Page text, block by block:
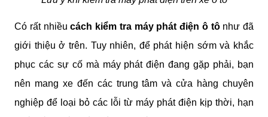
Có rất nhiều cách kiểm tra máy phát điện ô tô như đã
giới thiệu ở trên. Tuy nhiên, để phát hiện sớm và khắc
phục các sự cố mà máy phát điện đang gặp phải, bạn
nên mang xe đến các trung tâm và cửa hàng chuyên
nghiệp để loại bỏ các lỗi từ máy phát điện kịp thời, hạn